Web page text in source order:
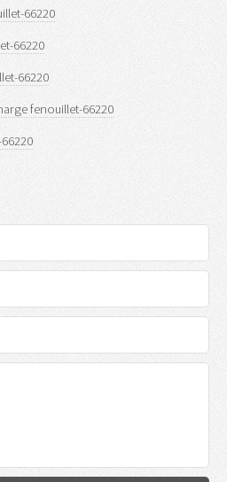
66220
66220
66220
fenouillet-66220